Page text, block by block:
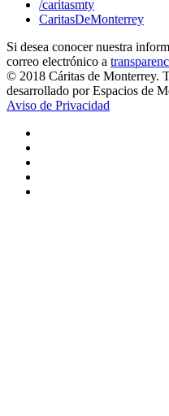
/caritasmty
CaritasDeMonterrey
Si desea conocer nuestra
correo electrónico a
© 2018 Cáritas de Monterrey.
desarrollado por Espacios de
Aviso de Privacidad